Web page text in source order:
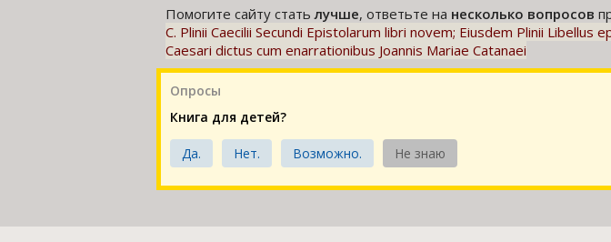
Помогите сайту статьлучше, ответьте на несколько вопросов
C. Plinii Caecilii Secundi Epistolarum libri novem; Eiusdem Plinii
Caesari dictus cum enarrationibus Joannis Mariae Catanaei
Опросы
Книга для детей?
Да. Нет. Возможно. Не знаю